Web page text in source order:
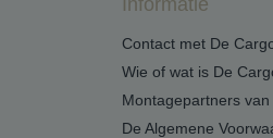
Informatie
Contact met De
Wie of wat is De
Montagepartners
De Algemene